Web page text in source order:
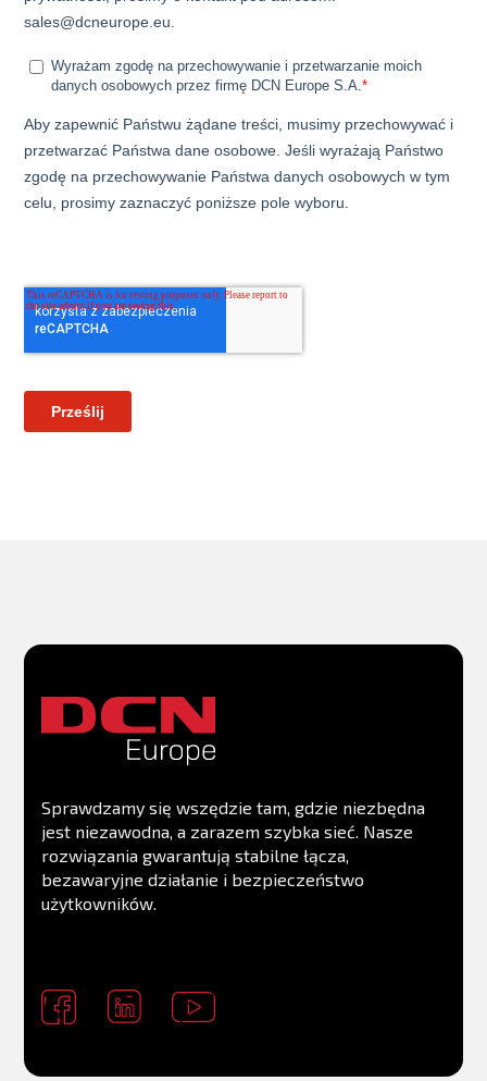
Sprawdzamy się wszędzie tam, gdzie niezbędna
jest niezawodna, a zarazem szybka sieć. Nasze
rozwiązania gwarantują stabilne łącza,
bezawaryjne działanie i bezpieczeństwo
użytkowników.